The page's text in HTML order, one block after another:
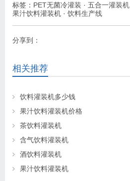
标签： PET无菌冷灌装 · 五合一灌装机
果汁饮料灌装机 · 饮料生产线
分享到：
相关推荐
饮料灌装机多少钱
果汁饮料灌装机价格
茶饮料灌装机
含气饮料灌装机
酒饮料灌装机
果汁饮料灌装机